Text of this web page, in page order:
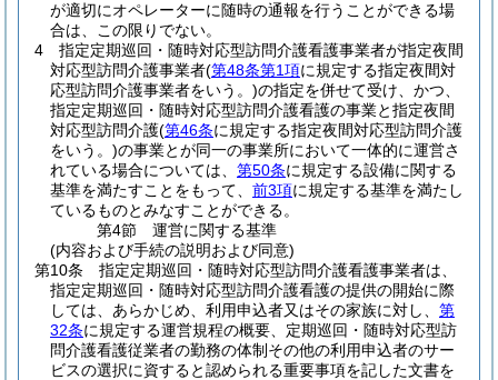
が適切にオペレーターに随時の通報を行うことができる場
合は、この限りでない。
4
指定定期巡回・随時対応型訪問介護看護事業者が指定夜間
対応型訪問介護事業者(第48条第1項に規定する指定夜間対
応型訪問介護事業者をいう。)の指定を併せて受け、かつ、
指定定期巡回・随時対応型訪問介護看護の事業と指定夜間
対応型訪問介護(第46条に規定する指定夜間対応型訪問介護
をいう。)の事業とが同一の事業所において一体的に運営さ
れている場合については、 第50条に規定する設備に関する
基準を満たすことをもって、 前3項に規定する基準を満たし
ているものとみなすことができる。
第4節
運営に関する基準
(内容および手続の説明および同意)
第10条
指定定期巡回・随時対応型訪問介護看護事業者は、
指定定期巡回・随時対応型訪問介護看護の提供の開始に際
しては、あらかじめ、利用申込者又はその家族に対し、 第
32条に規定する運営規程の概要、定期巡回・随時対応型訪
問介護看護従業者の勤務の体制その他の利用申込者のサー
ビスの選択に資すると認められる重要事項を記した文書を